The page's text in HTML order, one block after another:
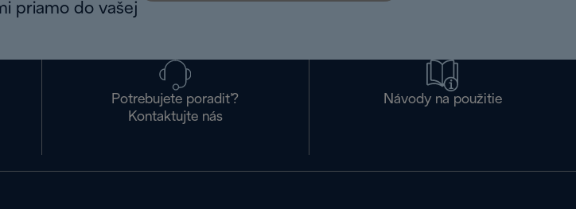
priamo do vašej
Potrebujete poradiť?
Kontaktujte nás
Návody na použitie